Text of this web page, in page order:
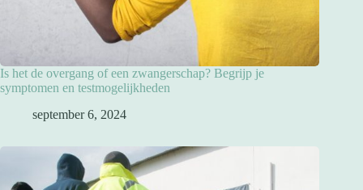
Is het de overgang of een zwangerschap? Begrijp je
symptomen en testmogelijkheden
september 6, 2024